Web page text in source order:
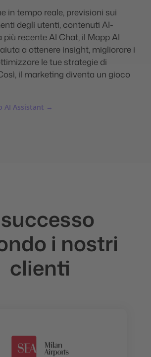
in tempo reale, previsioni sui
degli utenti, contenuti AI-
più recente AI Chat, il Mapp AI
a ottenere insight, migliorare i
le tue strategie di
il marketing diventa un gioco
AI Assistant →
i nostri
clienti